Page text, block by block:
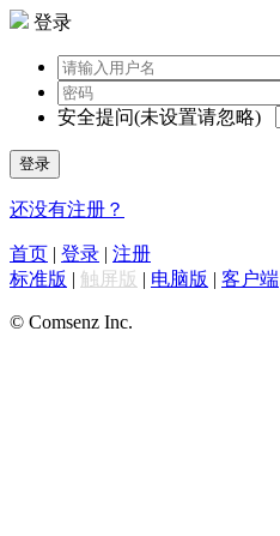
登录
安全提问(未设置请忽略)
登录
还没有注册？
首页 | 登录 | 注册
标准版 | 触屏版 | 电脑版 | 客户端
© Comsenz Inc.